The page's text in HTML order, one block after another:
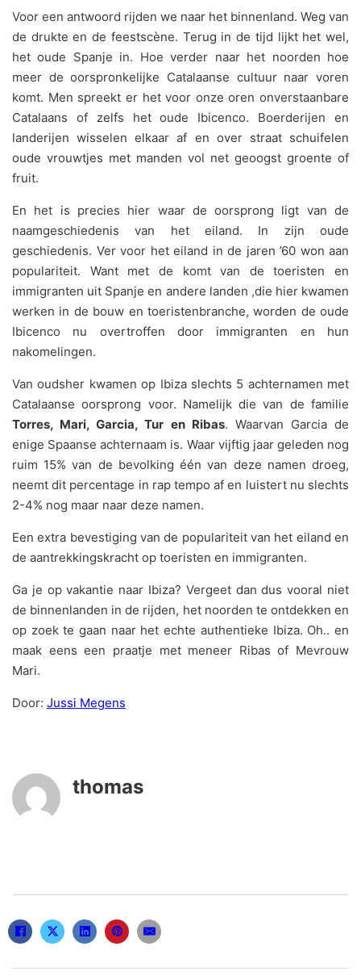
Voor een antwoord rijden we naar het binnenland. Weg van
de drukte en de feestscène. Terug in de tijd lijkt het wel,
het oude Spanje in. Hoe verder naar het noorden hoe
meer de oorspronkelijke Catalaanse cultuur naar voren
komt. Men spreekt er het voor onze oren onverstaanbare
Catalaans of zelfs het oude Ibicenco. Boerderijen en
landerijen wisselen elkaar af en over straat schuifelen
oude vrouwtjes met manden vol net geoogst groente of
fruit.
En het is precies hier waar de oorsprong ligt van de
naamgeschiedenis van het eiland. In zijn oude
geschiedenis. Ver voor het eiland in de jaren ’60 won aan
populariteit. Want met de komt van de toeristen en
immigranten uit Spanje en andere landen ,die hier kwamen
werken in de bouw en toeristenbranche, worden de oude
Ibicenco nu overtroffen door immigranten en hun
nakomelingen.
Van oudsher kwamen op Ibiza slechts 5 achternamen met
Catalaanse oorsprong voor. Namelijk die van de familie
Torres, Mari, Garcia, Tur en Ribas. Waarvan Garcia de
enige Spaanse achternaam is. Waar vijftig jaar geleden nog
ruim 15% van de bevolking één van deze namen droeg,
neemt dit percentage in rap tempo af en luistert nu slechts
2-4% nog maar naar deze namen.
Een extra bevestiging van de populariteit van het eiland en
de aantrekkingskracht op toeristen en immigranten.
Ga je op vakantie naar Ibiza? Vergeet dan dus vooral niet
de binnenlanden in de rijden, het noorden te ontdekken en
op zoek te gaan naar het echte authentieke Ibiza. Oh.. en
maak eens een praatje met meneer Ribas of Mevrouw
Mari.
Door: Jussi Megens
thomas